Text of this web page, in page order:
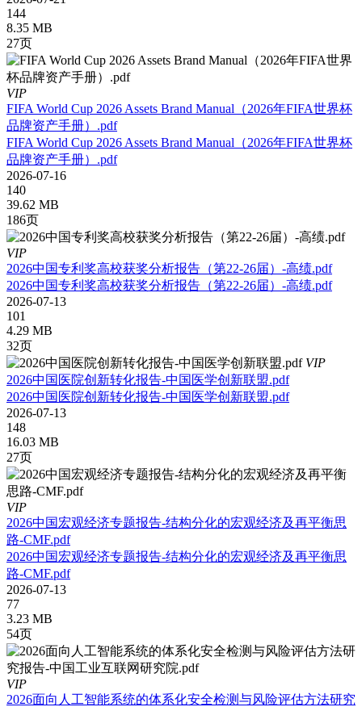
144
8.35 MB
27页
VIP
FIFA World Cup 2026 Assets Brand Manual（2026年FIFA世界杯
品牌资产手册）.pdf
FIFA World Cup 2026 Assets Brand Manual（2026年FIFA世界杯
品牌资产手册）.pdf
2026-07-16
140
39.62 MB
186页
VIP
2026中国专利奖高校获奖分析报告（第22-26届）-高绩.pdf
2026中国专利奖高校获奖分析报告（第22-26届）-高绩.pdf
2026-07-13
101
4.29 MB
32页
VIP
2026中国医院创新转化报告-中国医学创新联盟.pdf
2026中国医院创新转化报告-中国医学创新联盟.pdf
2026-07-13
148
16.03 MB
27页
VIP
2026中国宏观经济专题报告-结构分化的宏观经济及再平衡思
路-CMF.pdf
2026中国宏观经济专题报告-结构分化的宏观经济及再平衡思
路-CMF.pdf
2026-07-13
77
3.23 MB
54页
VIP
2026面向人工智能系统的体系化安全检测与风险评估方法研究